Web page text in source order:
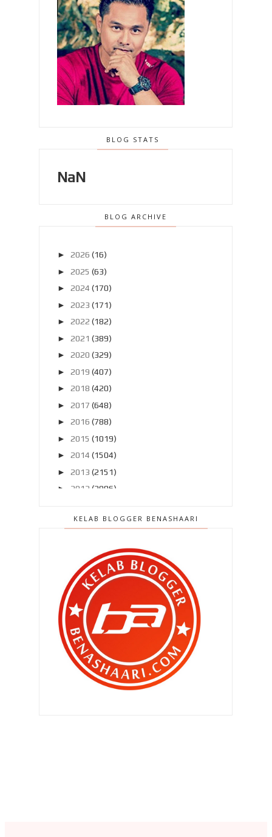
BLOG STATS
NaN
BLOG ARCHIVE
► 2026 (16)
► 2025 (63)
► 2024 (170)
► 2023 (171)
► 2022 (182)
► 2021 (389)
► 2020 (329)
► 2019 (407)
► 2018 (420)
► 2017 (648)
► 2016 (788)
► 2015 (1019)
► 2014 (1504)
► 2013 (2151)
► 2012 (2986)
2010(4406)
November 2010(502)
▼ Oktober 2010(453)
Aku teringin jadi dia ...
Sampai bila bila takkan cukup ..
Cerita apa yang patut diceritakan di
dalam blog ?
Andaikata korang pengundi di DUN
GALAS..
KELAB BLOGGER BENASHAARI